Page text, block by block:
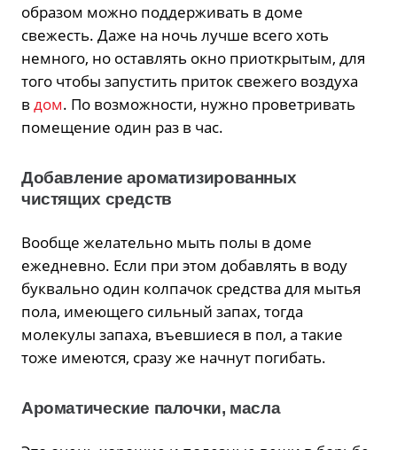
образом можно поддерживать в доме
свежесть. Даже на ночь лучше всего хоть
немного, но оставлять окно приоткрытым, для
того чтобы запустить приток свежего воздуха
в дом. По возможности, нужно проветривать
помещение один раз в час.
Добавление ароматизированных
чистящих средств
Вообще желательно мыть полы в доме
ежедневно. Если при этом добавлять в воду
буквально один колпачок средства для мытья
пола, имеющего сильный запах, тогда
молекулы запаха, въевшиеся в пол, а такие
тоже имеются, сразу же начнут погибать.
Ароматические палочки, масла